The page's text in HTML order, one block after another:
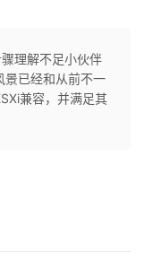
理解不足小伙伴
景已经和从前不一
兼容，并满足其